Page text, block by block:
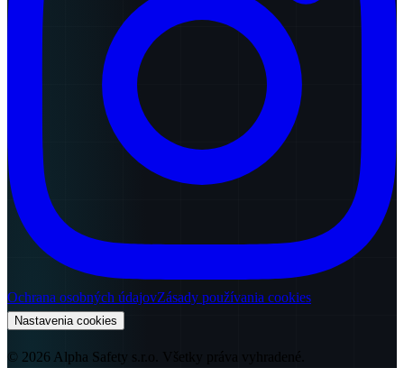
Ochrana osobných údajovZásady používania cookies
Nastavenia cookies
© 2026 Alpha Safety s.r.o. Všetky práva vyhradené.